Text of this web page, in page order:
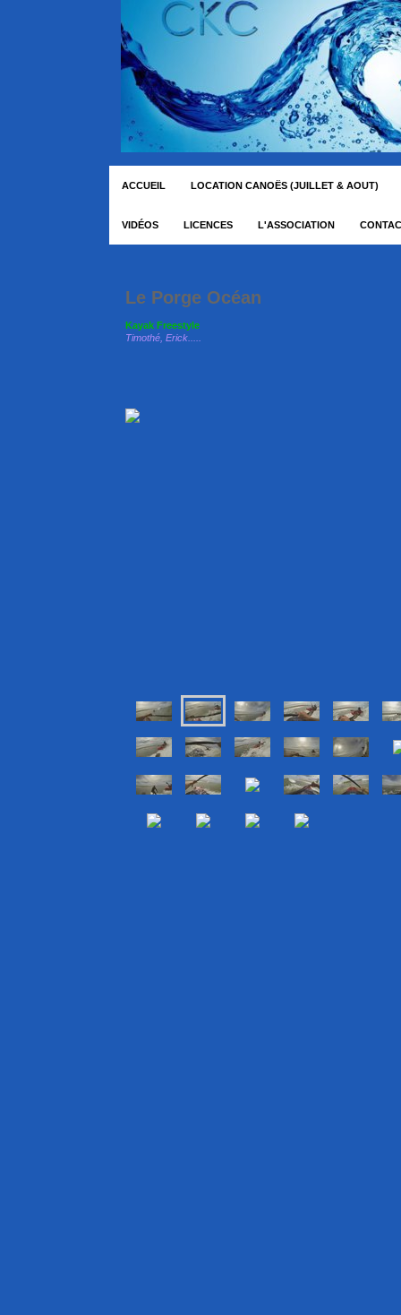
ACCUEIL LOCATION CANOËS (JUILLET & AOUT)
VIDÉOS LICENCES L'ASSOCIATION
Le Porge Océan
Kayak Freestyle
Timothé, Erick.....